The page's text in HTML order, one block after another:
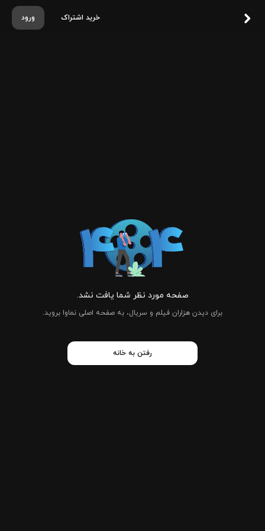
ورود خرید اشتراک
صفحه مورد نظر شما یافت نشد.
برای دیدن هزاران فیلم و سریال، به صفحه اصلی نماوا بروید.
رفتن به خانه